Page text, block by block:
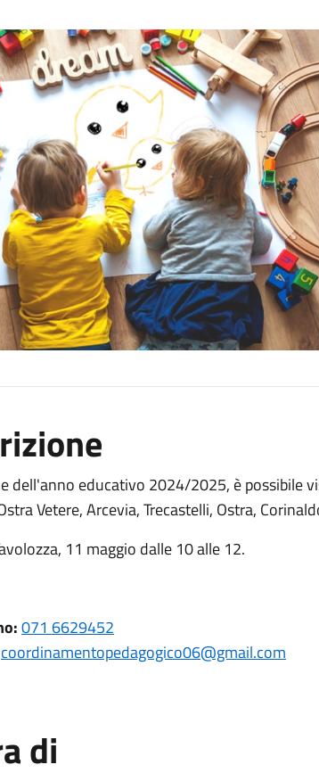
dell'anno educativo 2024/2025, è possibile
Vetere, Arcevia, Trecastelli, Ostra,
11 maggio dalle 10 alle 12.
071 6629452
coordinamentopedagogico06@gmail.com
di